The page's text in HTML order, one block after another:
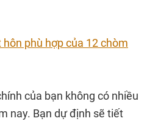
phù hợp của 12 chòm
của bạn không có nhiều
nay. Bạn dự định sẽ tiết